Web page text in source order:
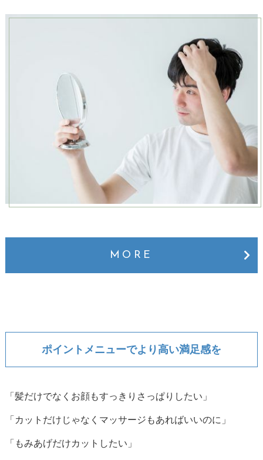
MORE
ポイントメニューでより高い満足感を
「髪だけでなくお顔もすっきりさっぱりしたい」
「カットだけじゃなくマッサージもあればいいのに」
「もみあげだけカットしたい」